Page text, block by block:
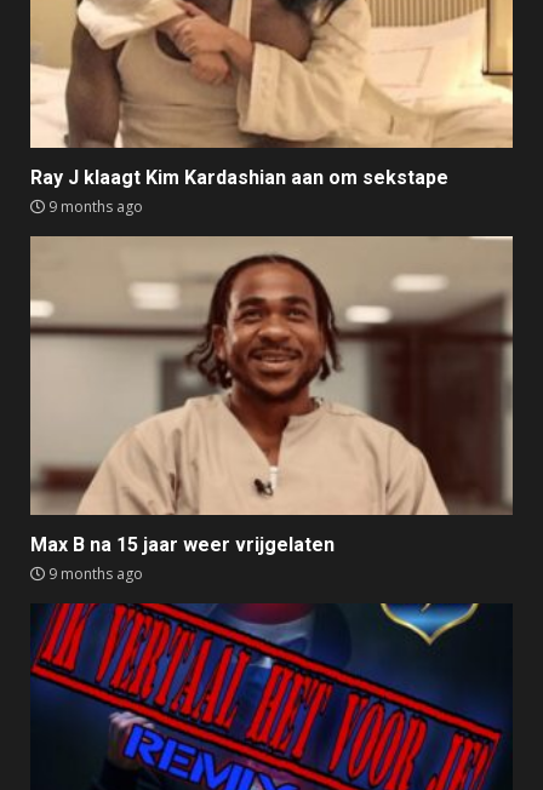
Ray J klaagt Kim Kardashian aan om sekstape
9 months ago
Max B na 15 jaar weer vrijgelaten
9 months ago